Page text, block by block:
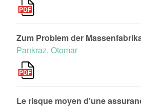
Zum Problem der
Pankraz, Otomar
Le risque moyen d'une